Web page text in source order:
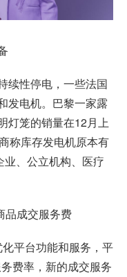
续性停电，一些法国
发电机。巴黎一家露
灯笼的销量在12月上
称库存发电机原本有
、公立机构、医疗
品成交服务费
平台功能和服务，平
费率，新的成交服务